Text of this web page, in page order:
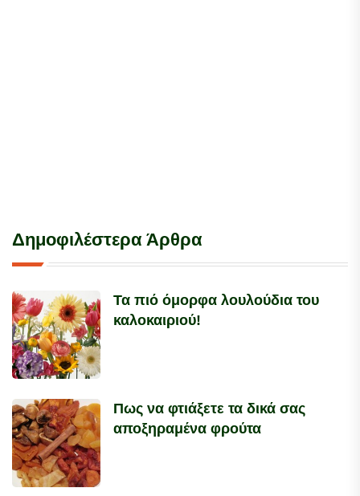
Δημοφιλέστερα Άρθρα
Τα πιό όμορφα λουλούδια του
καλοκαιριού!
Πως να φτιάξετε τα δικά σας
αποξηραμένα φρούτα